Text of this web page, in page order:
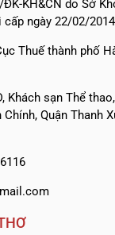
ĐK-KH&CN do Sở
ngày 22/02/
Thuế thành phố
Khách sạn Thể
Quận Thanh